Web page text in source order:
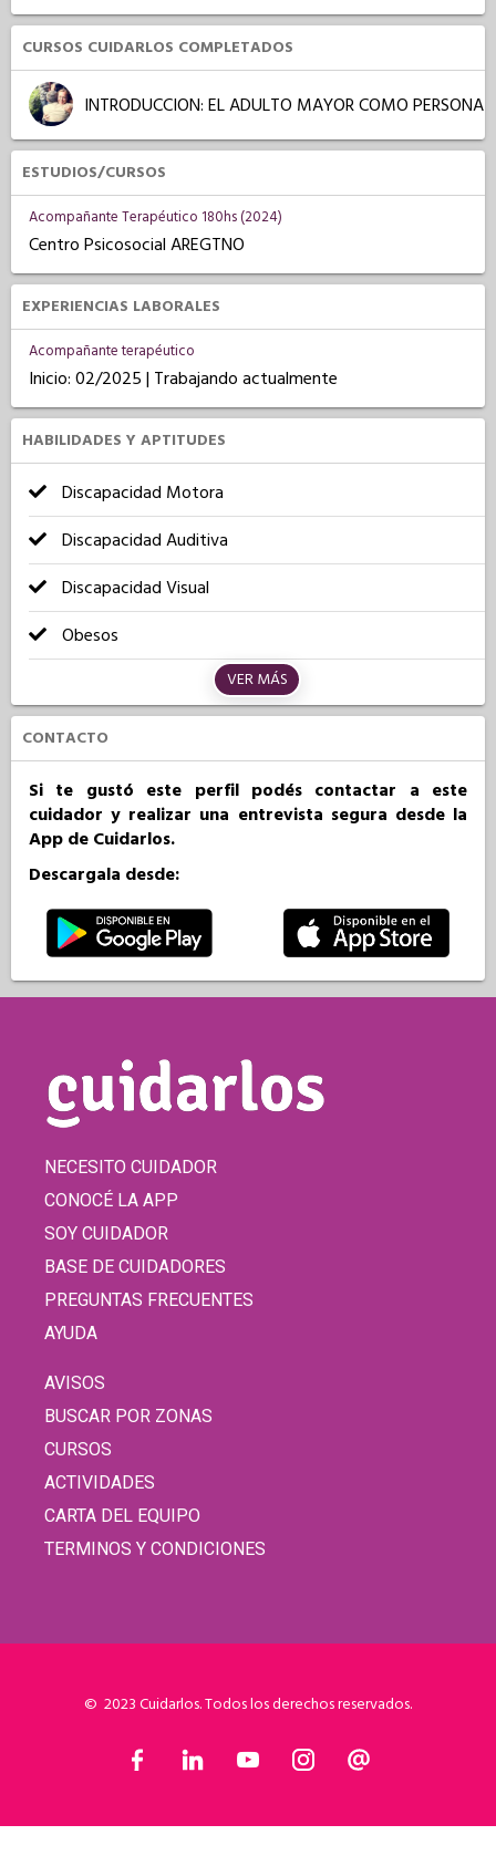
CURSOS CUIDARLOS COMPLETADOS
INTRODUCCION: EL ADULTO MAYOR COMO PERSONA
ESTUDIOS/CURSOS
Acompañante Terapéutico 180hs (2024)
Centro Psicosocial AREGTNO
EXPERIENCIAS LABORALES
Acompañante terapéutico
Inicio: 02/2025 | Trabajando actualmente
HABILIDADES Y APTITUDES
Discapacidad Motora
Discapacidad Auditiva
Discapacidad Visual
Obesos
VER MÁS
CONTACTO
Si te gustó este perfil podés contactar a este
cuidador y realizar una entrevista segura desde la
App de Cuidarlos.
Descargala desde:
NECESITO CUIDADOR
CONOCÉ LA APP
SOY CUIDADOR
BASE DE CUIDADORES
PREGUNTAS FRECUENTES
AYUDA
AVISOS
BUSCAR POR ZONAS
CURSOS
ACTIVIDADES
CARTA DEL EQUIPO
TERMINOS Y CONDICIONES
© 2023 Cuidarlos. Todos los derechos reservados.